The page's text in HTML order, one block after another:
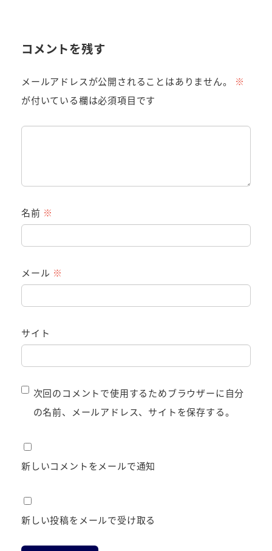
コメントを残す
メールアドレスが公開されることはありません。
※
が付いている欄は必須項目です
名前 ※
メール ※
サイト
次回のコメントで使用するためブラウザーに自分
の名前、メールアドレス、サイトを保存する。
新しいコメントをメールで通知
新しい投稿をメールで受け取る